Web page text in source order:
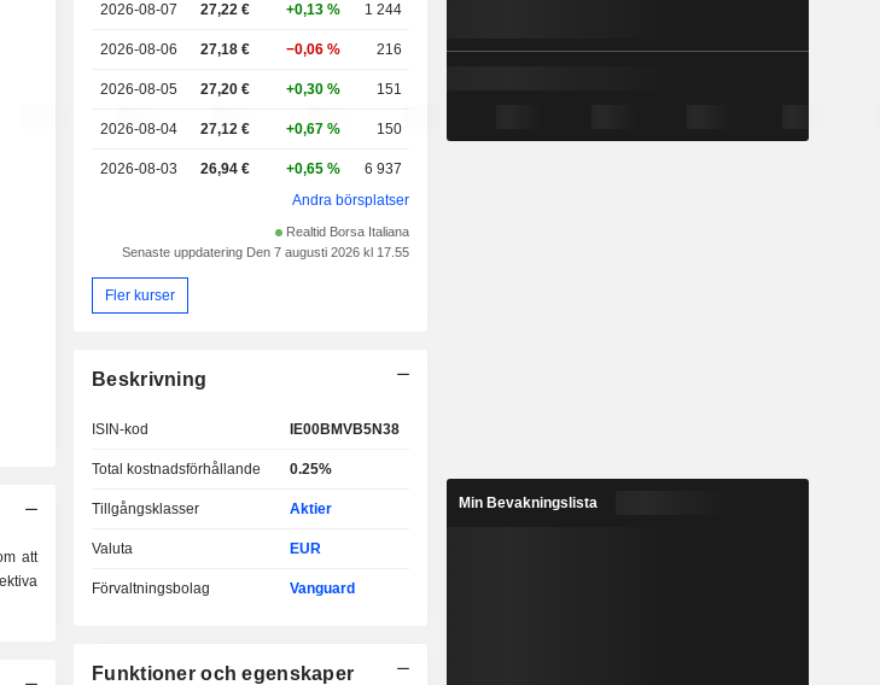
att
2026-08-07 27,22 € +0,13 % 1 244
2026-08-06 27,18 € −0,06 % 216
2026-08-05 27,20 € +0,30 % 151
2026-08-04 27,12 € +0,67 % 150
2026-08-03 26,94 € +0,65 %
6 937
Andra börsplatser
Realtid Borsa Italiana
Senaste uppdatering Den 7 augusti 2026 kl 17.55
Fler kurser
Beskrivning
ISIN-kod IE00BMVB5N38
Total kostnadsförhållande 0.25%
Tillgångsklasser Aktier
Valuta EUR
Förvaltningsbolag Vanguard
Funktioner och egenskaper
Min Bevakningslista